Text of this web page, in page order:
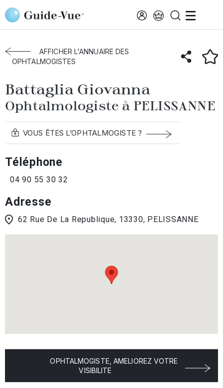
Aller au contenu principal
Accueil Annuaire des ophtalmologistes
Pelissanne
Battaglia Giovanna
AFFICHER L'ANNUAIRE DES
OPHTALMOGISTES
Battaglia Giovanna
Ophtalmologiste à PELISSANNE
VOUS ÊTES L’OPHTALMOGISTE ?
Téléphone
04 90 55 30 32
Adresse
62 Rue De La Republique, 13330, PELISSANNE
OPHTALMOGISTE, AMELIOREZ VOTRE
VISIBILITE